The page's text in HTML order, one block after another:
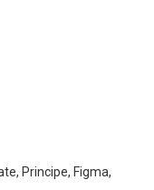
Principe, Figma,